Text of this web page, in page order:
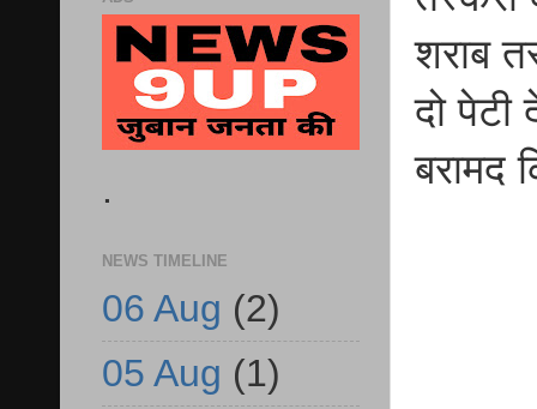
शराब
दो
बरामद
.
NEWS TIMELINE
06 Aug (2)
05 Aug (1)